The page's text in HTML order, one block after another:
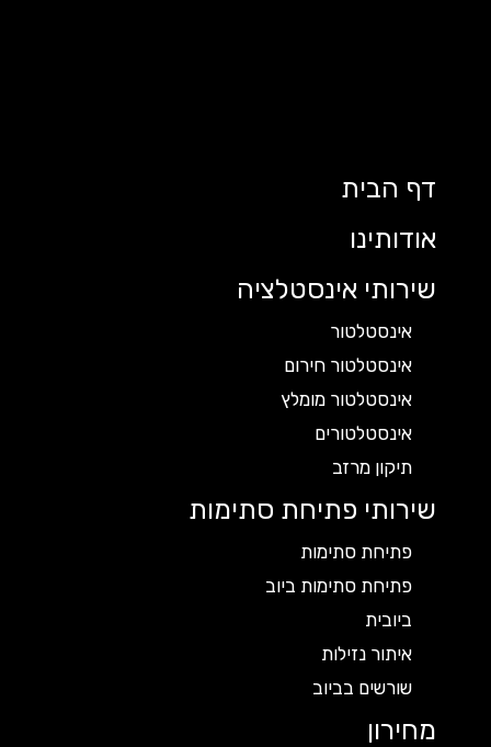
דף הבית
אודותינו
שירותי אינסטלציה
אינסטלטור
אינסטלטור חירום
אינסטלטור מומלץ
אינסטלטורים
תיקון מרזב
שירותי פתיחת סתימות
פתיחת סתימות
פתיחת סתימות ביוב
ביובית
איתור נזילות
שורשים בביוב
מחירון